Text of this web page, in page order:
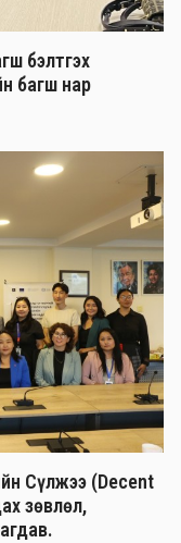
бэлтгэх
багш нар
Сүлжээ (Decent
зөвлөл,